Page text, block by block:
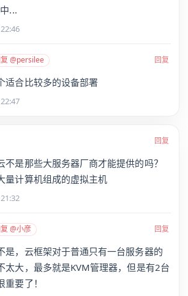
...
@persilee 回复
适合比较多的设备部署
回复
不是那些大服务器厂商才能提供的吗？
量计算机组成的虚拟主机
@小彦 回复
是，云框架对于普通只有一台服务器的
太大，最多就是KVM管理器，但是有2台
重要了！